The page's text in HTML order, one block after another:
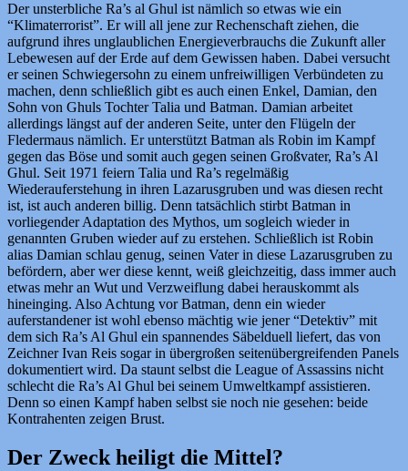
Der unsterbliche Ra’s al Ghul ist nämlich so etwas wie ein
“Klimaterrorist”. Er will all jene zur Rechenschaft ziehen, die
aufgrund ihres unglaublichen Energieverbrauchs die Zukunft aller
Lebewesen auf der Erde auf dem Gewissen haben. Dabei versucht
er seinen Schwiegersohn zu einem unfreiwilligen Verbündeten zu
machen, denn schließlich gibt es auch einen Enkel, Damian, den
Sohn von Ghuls Tochter Talia und Batman. Damian arbeitet
allerdings längst auf der anderen Seite, unter den Flügeln der
Fledermaus nämlich. Er unterstützt Batman als Robin im Kampf
gegen das Böse und somit auch gegen seinen Großvater, Ra’s Al
Ghul. Seit 1971 feiern Talia und Ra’s regelmäßig
Wiederauferstehung in ihren Lazarusgruben und was diesen recht
ist, ist auch anderen billig. Denn tatsächlich stirbt Batman in
vorliegender Adaptation des Mythos, um sogleich wieder in
genannten Gruben wieder auf zu erstehen. Schließlich ist Robin
alias Damian schlau genug, seinen Vater in diese Lazarusgruben zu
befördern, aber wer diese kennt, weiß gleichzeitig, dass immer auch
etwas mehr an Wut und Verzweiflung dabei herauskommt als
hineinging. Also Achtung vor Batman, denn ein wieder
auferstandener ist wohl ebenso mächtig wie jener “Detektiv” mit
dem sich Ra’s Al Ghul ein spannendes Säbelduell liefert, das von
Zeichner Ivan Reis sogar in übergroßen seitenübergreifenden Panels
dokumentiert wird. Da staunt selbst die League of Assassins nicht
schlecht die Ra’s Al Ghul bei seinem Umweltkampf assistieren.
Denn so einen Kampf haben selbst sie noch nie gesehen: beide
Kontrahenten zeigen Brust.
Der Zweck heiligt die Mittel?